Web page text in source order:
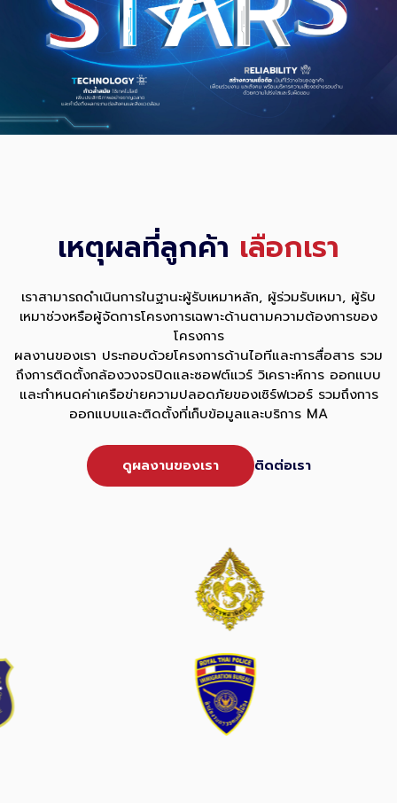
เหตุผลที่ลูกค้า เลือกเรา
ดูผลงานของเรา ติดต่อเรา
เราสามารถดำเนินการในฐานะผู้รับเหมาหลัก, ผู้ร่วมรับเหมา, ผู้รับ
เหมาช่วงหรือผู้จัดการโครงการเฉพาะด้านตามความต้องการของ
โครงการ
ผลงานของเรา ประกอบด้วยโครงการด้านไอทีและการสื่อสาร รวม
ถึงการติดตั้งกล้องวงจรปิดและซอฟต์แวร์ วิเคราะห์การ ออกแบบ
และกำหนดค่าเครือข่ายความปลอดภัยของเซิร์ฟเวอร์ รวมถึงการ
ออกแบบและติดตั้งที่เก็บข้อมูลและบริการ MA